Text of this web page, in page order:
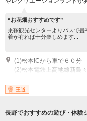
“お花畑おすすめです”
乗鞍観光センターよりバスで
着が有れば十分楽しめます...
(1)松本ICから車で６０分
王道
長野でおすすめの遊び・体験